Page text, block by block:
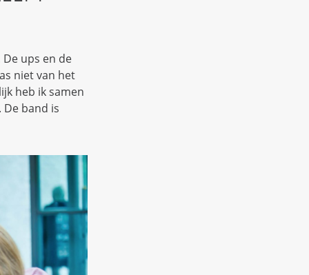
ups en de
niet van het
heb ik samen
band is